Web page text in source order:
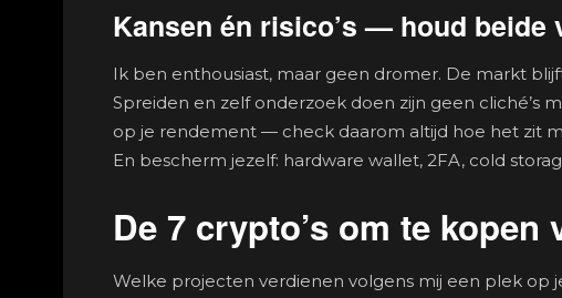
Kansen én risico’s — houd beide
Ik ben enthousiast, maar geen dromer. De markt
Spreiden en zelf onderzoek doen zijn geen cliché’s
op je rendement — check daarom altijd hoe het zit
En bescherm jezelf: hardware wallet, 2FA, cold
De 7 crypto’s om te
Welke projecten verdienen volgens mij een plek op